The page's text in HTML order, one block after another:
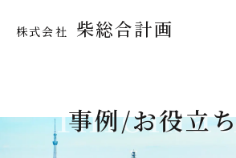
株式会社 柴総合計画
事例/お役立